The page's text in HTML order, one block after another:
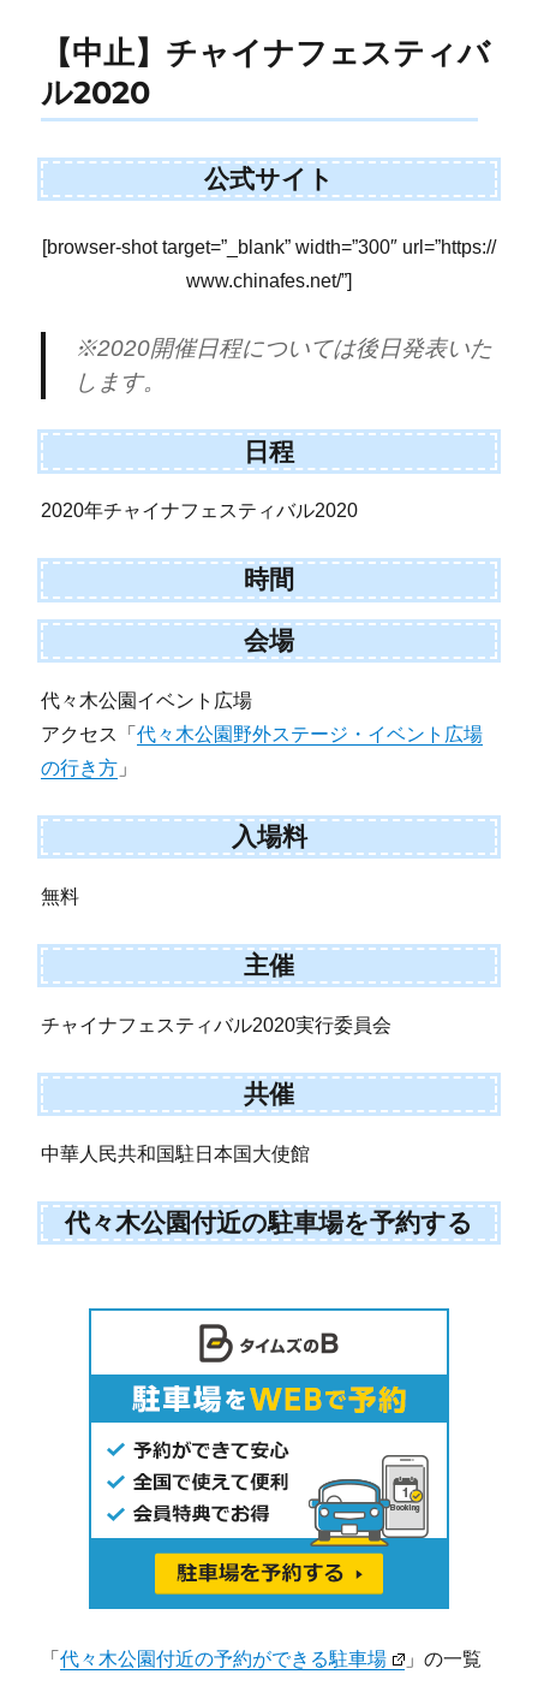
ー
【中止】チャイナフェスティバ
ル2020
公式サイト
[browser-shot target=”_blank” width=”300″ url=”https://
www.chinafes.net/”]
※2020開催日程については後日発表いた
します。
日程
2020年チャイナフェスティバル2020
時間
会場
代々木公園イベント広場
アクセス「代々木公園野外ステージ・イベント広場
の行き方 」
入場料
無料
主催
チャイナフェスティバル2020実行委員会
共催
中華人民共和国駐日本国大使館
代々木公園付近の駐車場を予約する
「代々木公園付近の予約ができる駐車場 」の一覧